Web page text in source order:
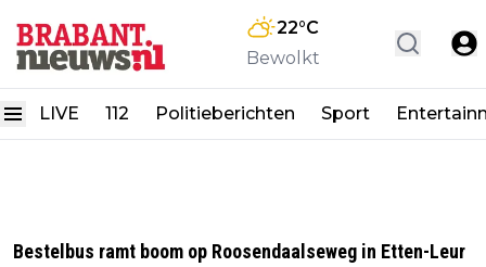
22°C
Bewolkt
LIVE 112 Politieberichten Sport
Bestelbus ramt boom op Roosendaalseweg in Etten-Leur